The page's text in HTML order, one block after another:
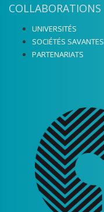
COLLABORATIONS
UNIVERSITÉS
SOCIÉTÉS SAVANTES
PARTENARIATS